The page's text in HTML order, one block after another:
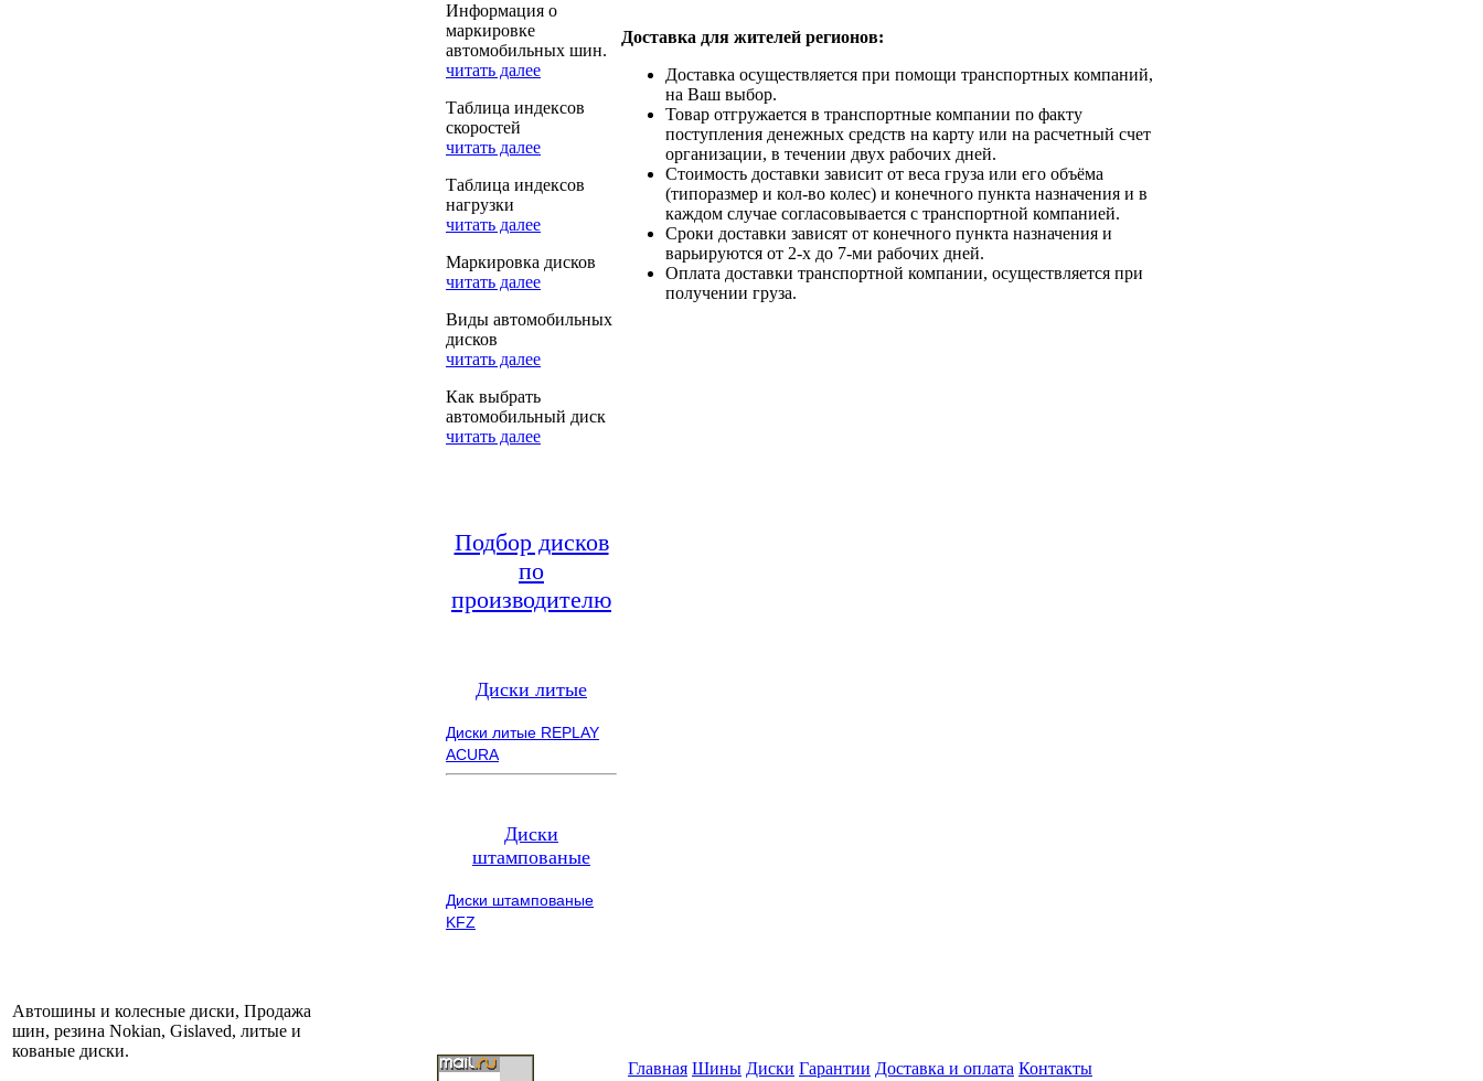
Информация о
маркировке
автомобильных шин.
читать далее
Таблица индексов
скоростей
читать далее
Таблица индексов
нагрузки
читать далее
Маркировка дисков
читать далее
Виды автомобильных
дисков
читать далее
Как выбрать
автомобильный диск
читать далее
Подбор дисков
по
производителю
Диски литые
Диски литые REPLAY
ACURA
Диски
штампованые
Диски штампованые
KFZ
Доставка для жителей регионов:
Доставка осуществляется при помощи транспортных компаний,
на Ваш выбор.
Товар отгружается в транспортные компании по факту
поступления денежных средств на карту или на расчетный счет
организации, в течении двух рабочих дней.
Стоимость доставки зависит от веса груза или его объёма
(типоразмер и кол-во колес) и конечного пункта назначения и в
каждом случае согласовывается с транспортной компанией.
Сроки доставки зависят от конечного пункта назначения и
варьируются от 2-х до 7-ми рабочих дней.
Оплата доставки транспортной компании, осуществляется при
получении груза.
Автошины и колесные диски, Продажа
шин, резина Nokian, Gislaved, литые и
кованые диски.
Главная Шины Диски Гарантии Доставка и оплата Контакты